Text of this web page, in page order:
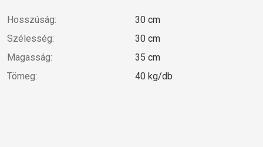
Hosszúság:
30 cm
Szélesség:
30 cm
Magasság:
35 cm
Tömeg:
40 kg/db